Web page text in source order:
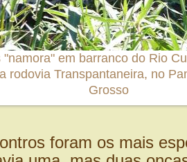
"namora" em barranco do Rio
rodovia Transpantaneira, no
Grosso
foram os mais